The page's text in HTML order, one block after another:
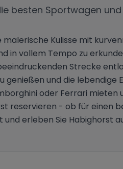
besten Sportwagen
Kulisse mit
in vollem Tempo zu
Strecke
und die lebendige
oder Ferrari mieten
reservieren - ob für einen
und erleben Sie